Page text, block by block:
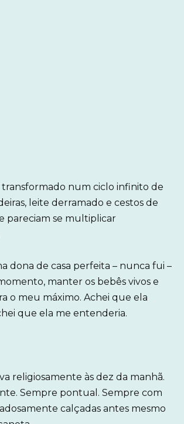
transformado num ciclo infinito de
leite derramado e cestos de
pareciam se multiplicar
dona de casa perfeita – nunca fui –
manter os bebês vivos e
o meu máximo. Achei que ela
que ela me entenderia.
religiosamente às dez da manhã.
Sempre pontual. Sempre com
calçadas antes mesmo